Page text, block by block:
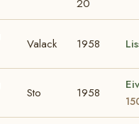
20
Valack 1958
Sto 1958